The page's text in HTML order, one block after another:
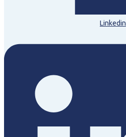
Linkedin